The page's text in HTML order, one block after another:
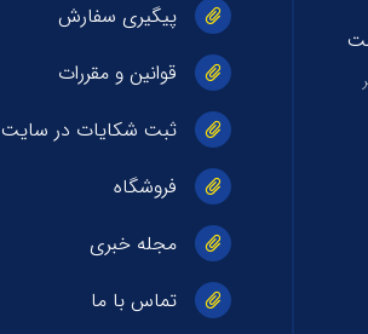
پیگیری سفارش
قوانین و مقررات
ثبت شکایات در سایت
فروشگاه
مجله خبری
تماس با ما